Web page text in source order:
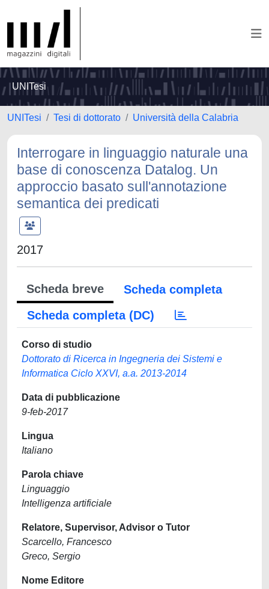
UNITesi
UNITesi Tesi di dottorato Università della Calabria
Interrogare in linguaggio naturale una
base di conoscenza Datalog. Un
approccio basato sull'annotazione
semantica dei predicati
2017
Scheda breve
Scheda completa
Scheda completa (DC)
Corso di studio
Dottorato di Ricerca in Ingegneria dei Sistemi e
Informatica Ciclo XXVI, a.a. 2013-2014
Data di pubblicazione
9-feb-2017
Lingua
Italiano
Parola chiave
Linguaggio
Intelligenza artificiale
Relatore, Supervisor, Advisor o Tutor
Scarcello, Francesco
Greco, Sergio
Nome Editore